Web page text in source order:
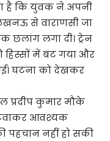
है कि युवक ने अपनी
से वाराणसी जा
लगा दी। ट्रेन
में बंट गया और
घटना को देखकर
प्रदीप कुमार मौके
आवश्यक
पहचान नहीं हो सकी